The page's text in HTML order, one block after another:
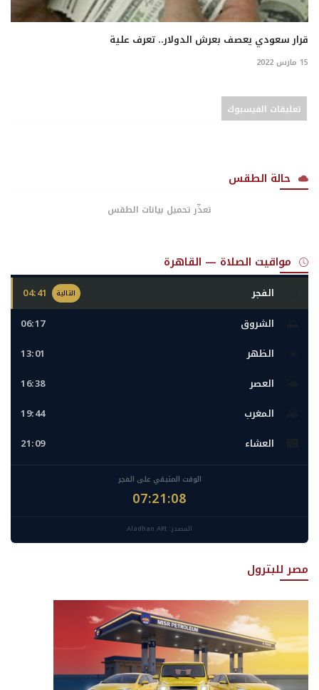
قرار سعودي يعصف بعرش الدولار.. تعرف علية
15 مارس 2022
تعليقات الفيسبوك
حالة الطقس
تعذّر تحميل بيانات الطقس
مواقيت الصلاة — القاهرة
الفجر التالية 04:41
الشروق 06:17
الظهر 13:01
العصر 16:38
المغرب 19:44
العشاء 21:09
الوقت المتبقي على الفجر
07:21:07
المصدر: Aladhan API
مصر للبترول